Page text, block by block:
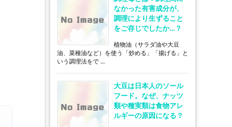
なかった有害成分が、
調理により生ずること
をご存じでしたか…？
植物油（サラダ油や大豆
油、菜種油など）を使う「炒める」「揚げる」と
いう調理法をで ...
大豆は日本人のソール
フード。なぜ、ナッツ
類や種実類は食物アレ
ルギーの原因になる？